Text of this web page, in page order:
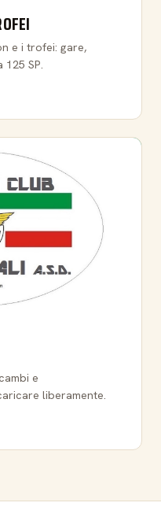
e i trofei: gare,
SP.
e
liberamente.